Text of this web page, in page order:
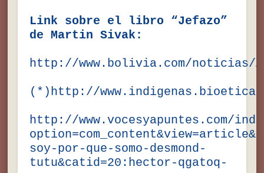
Link sobre el libro “Jefazo”
de Martin Sivak:
http://www.bolivia.com/noticias/
(*) http://
http://www.vocesyapuntes.com/
soy-por-que-somo-desmond-
tutu&catid=20:hector-qgatoq-